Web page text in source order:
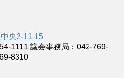
央2-11-15
1111 議会事務局：042-769-
8310